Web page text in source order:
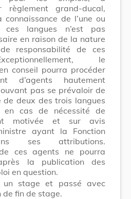
règlement grand-ducal,
de l’une ou
langues n’est pas
en raison de la nature
responsabilité de ces
le
conseil pourra procéder
d’agents hautement
pas se prévaloir de
de deux des trois langues
en cas de nécessité de
motivée et sur avis
ayant la Fonction
ses attributions.
de ces agents ne pourra
la publication des
en question.
un stage et passé avec
de fin de stage.